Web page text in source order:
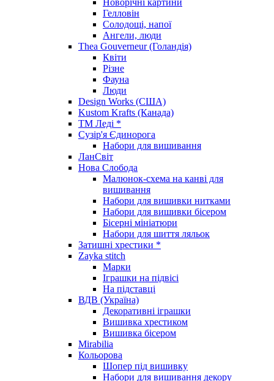
Гелловін
Солодощі, напої
Ангели, люди
Thea Gouverneur (Голандія)
Квіти
Різне
Фауна
Люди
Design Works (США)
Kustom Krafts (Канада)
ТМ Леді *
Сузір'я Єдинорога
Набори для вишивання
ЛанСвіт
Нова Слобода
Малюнок-схема на канві для
вишивання
Набори для вишивки нитками
Набори для вишивки бісером
Бісерні мініатюри
Набори для шиття ляльок
Затишні хрестики *
Zayka stitch
Марки
Іграшки на підвісі
На підставці
ВДВ (Україна)
Декоративні іграшки
Вишивка хрестиком
Вишивка бісером
Mirabilia
Кольорова
Шопер під вишивку
Набори для вишивання декору